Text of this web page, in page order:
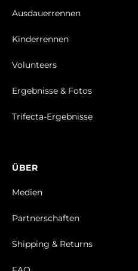
Ausdauerrennen
Kinderrennen
Volunteers
Ergebnisse & Fotos
Trifecta-Ergebnisse
ÜBER
Medien
Partnerschaften
Shipping & Returns